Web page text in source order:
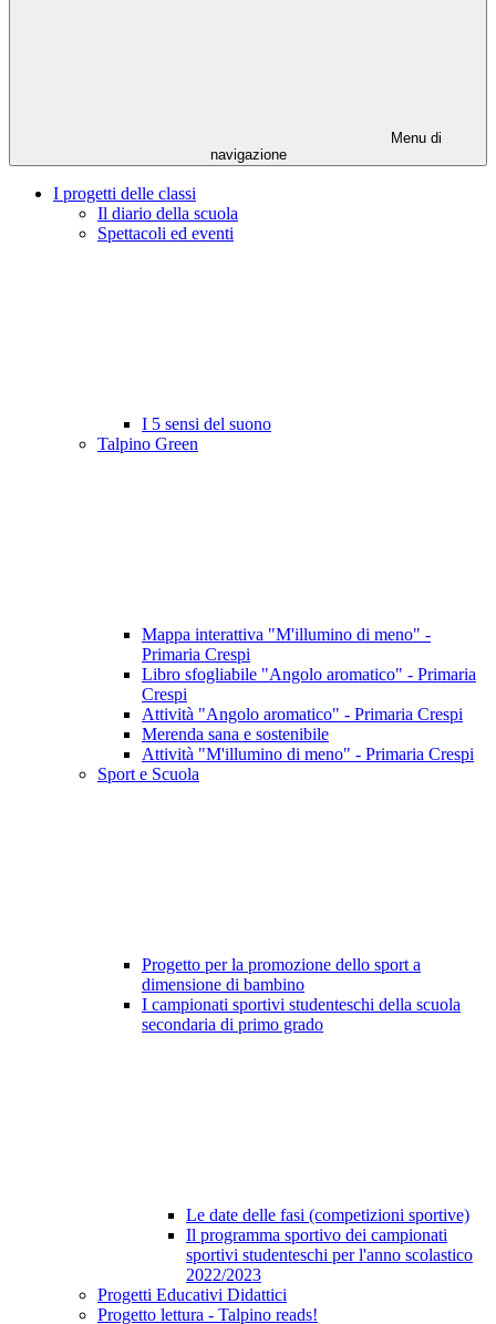
Menu di
navigazione
I progetti delle classi
Il diario della scuola
Spettacoli ed eventi
I 5 sensi del suono
Talpino Green
Mappa interattiva "M'illumino di meno" -
Primaria Crespi
Libro sfogliabile "Angolo aromatico" - Primaria
Crespi
Attività "Angolo aromatico" - Primaria Crespi
Merenda sana e sostenibile
Attività "M'illumino di meno" - Primaria Crespi
Sport e Scuola
Progetto per la promozione dello sport a
dimensione di bambino
I campionati sportivi studenteschi della scuola
secondaria di primo grado
Le date delle fasi (competizioni sportive)
Il programma sportivo dei campionati
sportivi studenteschi per l'anno scolastico
2022/2023
Progetti Educativi Didattici
Progetto lettura - Talpino reads!